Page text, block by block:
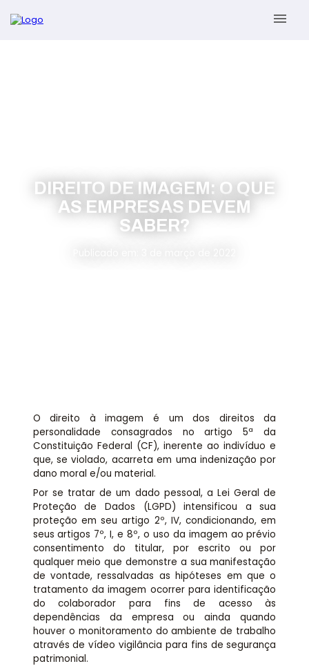
menu
Gestão Tributária e Fiscal
Previdenciária Trabalhista
Informativos
Contato
DIREITO DE IMAGEM: O QUE
AS EMPRESAS DEVEM
SABER?
O direito à imagem é um dos direitos da
personalidade consagrados no artigo 5ª da
Constituição Federal (CF), inerente ao indivíduo e
que, se violado, acarreta em uma indenização por
dano moral e/ou material.
Por se tratar de um dado pessoal, a Lei Geral de
Proteção de Dados (LGPD) intensificou a sua
proteção em seu artigo 2º, IV, condicionando, em
seus artigos 7º, I, e 8º, o uso da imagem ao prévio
consentimento do titular, por escrito ou por
qualquer meio que demonstre a sua manifestação
de vontade, ressalvadas as hipóteses em que o
tratamento da imagem ocorrer para identificação
do colaborador para fins de acesso às
dependências da empresa ou ainda quando
houver o monitoramento do ambiente de trabalho
através de vídeo vigilância para fins de segurança
patrimonial.